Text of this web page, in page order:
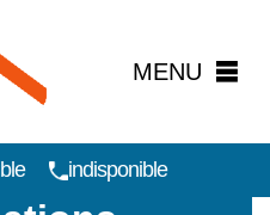
MENU
indisponible